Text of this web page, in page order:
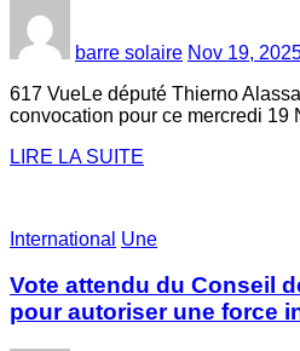
barre solaire Nov 19,
617 VueLe député Thierno
convocation pour ce mercredi
LIRE LA SUITE
International Une
Vote attendu du Conseil
pour autoriser une force